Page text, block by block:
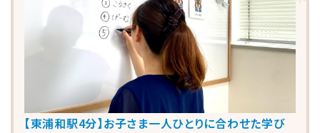
【東浦和駅4分】お子さま一人ひとりに合わせた学び